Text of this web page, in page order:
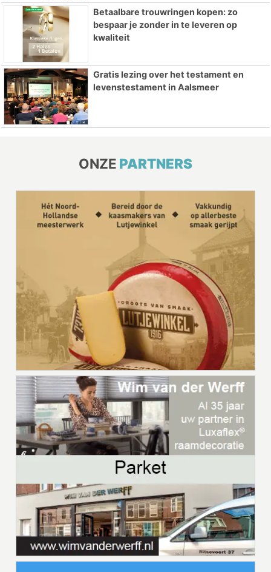
Betaalbare trouwringen kopen: zo
bespaar je zonder in te leveren op
kwaliteit
Gratis lezing over het testament en
levenstestament in Aalsmeer
ONZE PARTNERS